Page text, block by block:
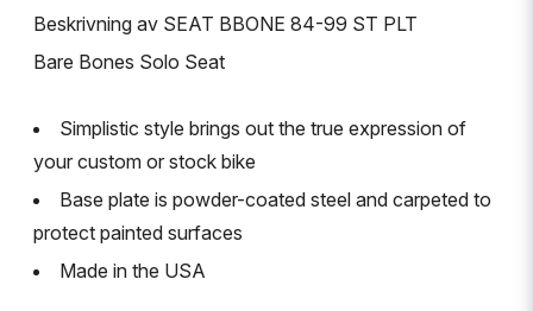
Beskrivning av SEAT BBONE 84-99 ST PLT
Bare Bones Solo Seat
Simplistic style brings out the true expression of
your custom or stock bike
Base plate is powder-coated steel and carpeted to
protect painted surfaces
Made in the USA